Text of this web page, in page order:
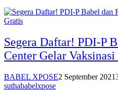
Segera Daftar! PDI-P
Center Gelar
BABEL XPOSE2 September 2021
suthababelxpose